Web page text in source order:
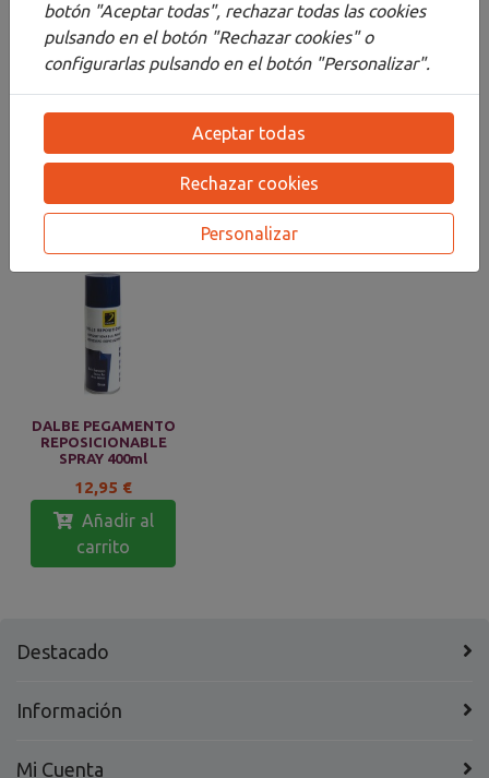
Adjuntos
Opiniones
¡Este producto no tiene descripción!
PRODUCTOSRELACIONADOS
DALBE PEGAMENTO
REPOSICIONABLE
SPRAY 400ml
12,95 €
Añadir al
carrito
Destacado
Información
Mi Cuenta
botón "Aceptar todas", rechazar todas las cookies
pulsando en el botón "Rechazar cookies" o
configurarlas pulsando en el botón "Personalizar".
Aceptar todas
Rechazar cookies
Personalizar